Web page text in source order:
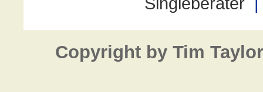
Copyright by Tim